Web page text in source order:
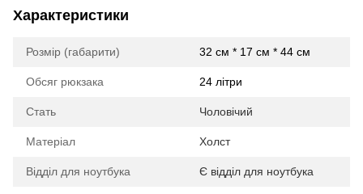
Характеристики
Розмір (габарити) 32 см * 17 см * 44 см
Обсяг рюкзака 24 літри
Стать Чоловічий
Матеріал Холст
Відділ для ноутбука Є відділ для ноутбука